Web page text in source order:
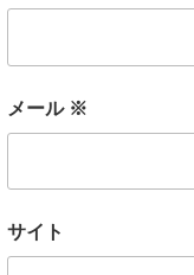
メール ※
サイト